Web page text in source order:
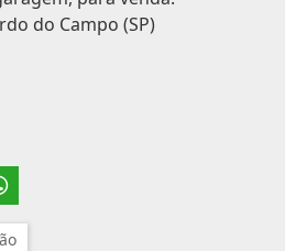
do Campo (SP)